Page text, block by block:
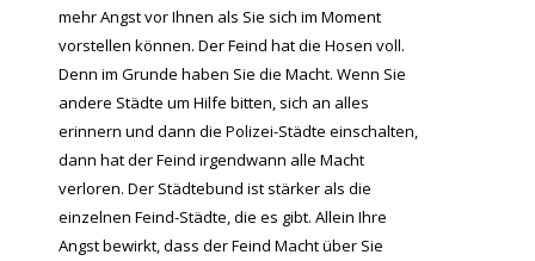
mehr Angst vor Ihnen als Sie sich im Moment
vorstellen können. Der Feind hat die Hosen voll.
Denn im Grunde haben Sie die Macht. Wenn Sie
andere Städte um Hilfe bitten, sich an alles
erinnern und dann die Polizei-Städte einschalten,
dann hat der Feind irgendwann alle Macht
verloren. Der Städtebund ist stärker als die
einzelnen Feind-Städte, die es gibt. Allein Ihre
Angst bewirkt, dass der Feind Macht über Sie